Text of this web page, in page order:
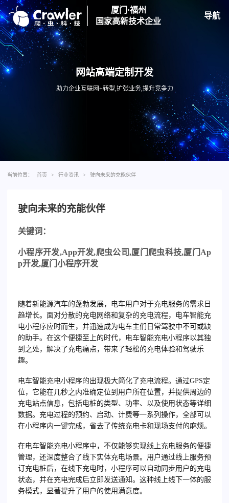
厦门·福州
国家高新技术企业
导航
网站高端定制开发
助力企业互联网+转型,扩张业务,提升竞争力
当前位置： 首页 > 行业资讯 > 驶向未来的充能伙伴
驶向未来的充能伙伴
关键词：
小程序开发,App开发,爬虫公司,厦门爬虫科技,厦门 Ap
p开发,厦门小程序开发
随着新能源汽车的蓬勃发展，电车用户对于充电服务的需求日
趋增长。面对分散的充电网络和复杂的充电流程，电车智能充
电小程序应时而生，并迅速成为电车主们日常驾驶中不可或缺
的助手。在这个便捷至上的时代，电车智能充电小程序以其独
到之处，解决了充电痛点，带来了轻松的充电体验和驾驶乐
趣。
电车智能充电小程序的出现极大简化了充电流程。通过GPS定
位，它能在几秒之内准确定位到用户所在位置，并提供周边的
充电站点信息，包括电桩的类型、功率、以及使用状态等详细
数据。充电过程的预约、启动、计费等一系列操作，全部可以
在小程序内一键完成，省去了传统充电卡和现场支付的麻烦。
在电车智能充电小程序中，不仅能够实现线上充电服务的便捷
管理，还深度整合了线下实体充电场景。用户通过线上服务预
订充电桩后，在线下充电时，小程序可以自动同步用户的充电
状态，并在充电完成后立即发送通知。这种线上线下一体的服
务模式，显著提升了用户的使用满意度。